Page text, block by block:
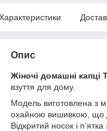
Опис
Жіночі домашні капці
взуття для дому.
Модель виготовлена з
охайною вишивкою, що
Відкритий носок і